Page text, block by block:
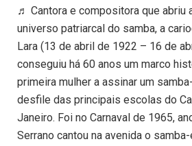
♬ Cantora e compositora que abriu
universo patriarcal do samba, a
Lara (13 de abril de 1922 – 16 de
conseguiu há 60 anos um marco
primeira mulher a assinar um
desfile das principais escolas do
Janeiro. Foi no Carnaval de 1965,
Serrano cantou na avenida o